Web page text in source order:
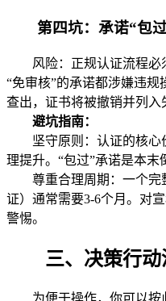
第四坑：承诺“包过
风险：正规认证流程必须
“免审核”的承诺都涉嫌违
查出，证书将被撤销并列入
避坑指南：
坚守原则：认证的核心
理提升。“包过”承诺是本末
尊重合理周期：一个完
证）通常需要3-6个月。对
警惕。
三、决策行动
为便于操作，你可以按